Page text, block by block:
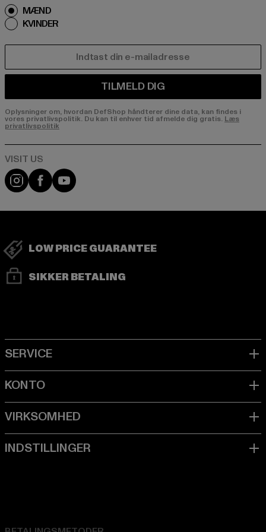
MÆND
KVINDER
TILMELD DIG
Oplysninger om, hvordan DefShop håndterer dine data, kan findes i
vores privatlivspolitik. Du kan til enhver tid afmelde dig gratis. Læs
privatlivspolitik
Visit our Instagram page:
Visit our Facebook page:
Visit our YouTube channel:
LOW PRICE GUARANTEE
SIKKER BETALING